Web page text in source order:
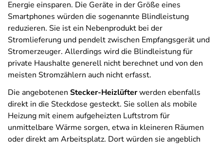
Energie einsparen. Die Geräte in der Größe eines
Smartphones würden die sogenannte Blindleistung
reduzieren. Sie ist ein Nebenprodukt bei der
Stromlieferung und pendelt zwischen Empfangsgerät und
Stromerzeuger. Allerdings wird die Blindleistung für
private Haushalte generell nicht berechnet und von den
meisten Stromzählern auch nicht erfasst.
Die angebotenen Stecker-Heizlüfterwerden ebenfalls
direkt in die Steckdose gesteckt. Sie sollen als mobile
Heizung mit einem aufgeheizten Luftstrom für
unmittelbare Wärme sorgen, etwa in kleineren Räumen
oder direkt am Arbeitsplatz. Dort würden sie angeblich